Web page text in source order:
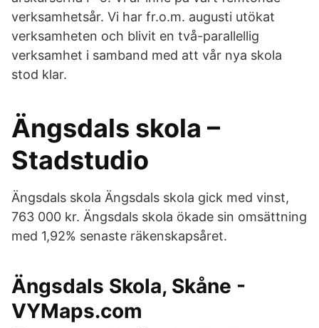
verksamhetsår. Vi har fr.o.m. augusti utökat
verksamheten och blivit en två-parallellig
verksamhet i samband med att vår nya skola
stod klar.
Ängsdals skola –
Stadstudio
Ängsdals skola Ängsdals skola gick med vinst,
763 000 kr. Ängsdals skola ökade sin omsättning
med 1,92% senaste räkenskapsåret.
Ängsdals Skola, Skåne -
VYMaps.com